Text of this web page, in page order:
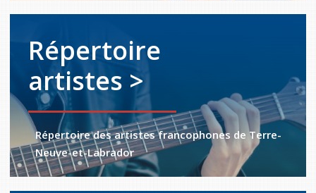
Répertoire
artistes >
Répertoire des artistes francophones de Terre-
Neuve-et-Labrador